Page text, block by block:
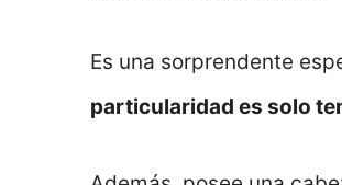
Es una sorprendente
particularidad es solo